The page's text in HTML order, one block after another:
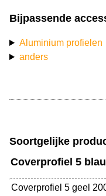
Bijpassende
Aluminium profielen
anders
Soortgelijke
Coverprofiel 5
Coverprofiel 5 geel